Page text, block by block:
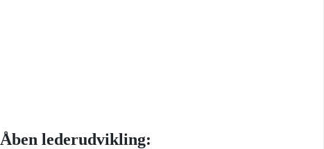
Åben lederudvikling: